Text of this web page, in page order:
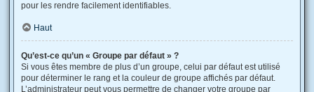
pour les rendre facilement identifiables.
Haut
Qu’est-ce qu’un « Groupe par défaut » ?
Si vous êtes membre de plus d’un groupe, celui par défaut est utilisé
pour déterminer le rang et la couleur de groupe affichés par défaut.
L’administrateur peut vous permettre de changer votre groupe par